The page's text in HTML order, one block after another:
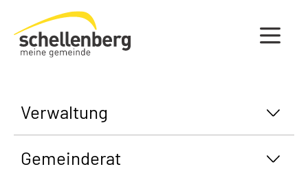
Gemeinde Schellenberg Startseite
Verwaltung
Gemeinderat